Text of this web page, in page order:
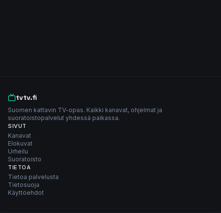
tvtv.fi
Suomen kattavin TV-opas. Kaikki kanavat, ohjelmat ja
suoratoistopalvelut yhdessä paikassa.
SIVUT
Kanavat
Elokuvat
Urheilu
Suoratoisto
TIETOA
Tietoa palvelusta
Tietosuoja
Käyttöehdot